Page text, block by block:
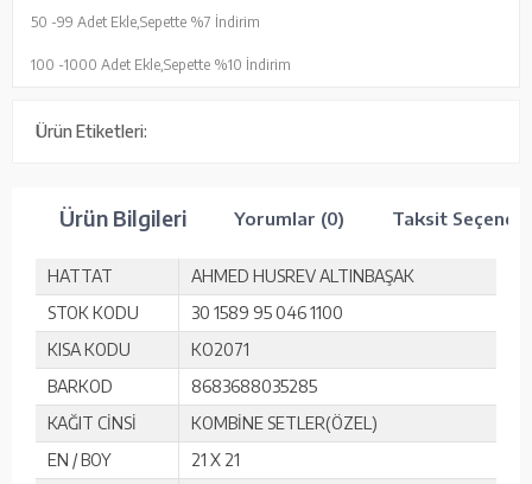
50 -99 Adet Ekle, Sepette %7 İndirim
100 -1000 Adet Ekle, Sepette %10 İndirim
Ürün Etiketleri:
Ürün Bilgileri Yorumlar (0) Taksit
HATTAT
AHMED HUSREV ALTINBAŞAK
STOK KODU
30 1589 95 046 1100
KISA KODU
KO2071
BARKOD
8683688035285
KAĞIT CİNSİ
KOMBİNE SETLER(ÖZEL)
EN / BOY
21 X 21